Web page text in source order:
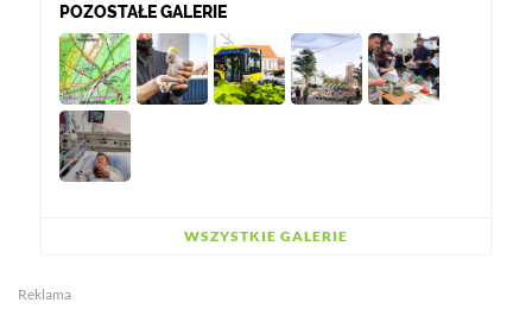
POZOSTAŁE GALERIE
WSZYSTKIE GALERIE
Reklama